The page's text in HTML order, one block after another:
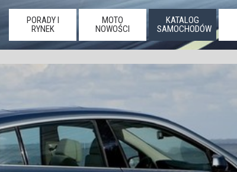
PORADY I
RYNEK
MOTO
NOWOŚCI
KATALOG
SAMOCHODÓW